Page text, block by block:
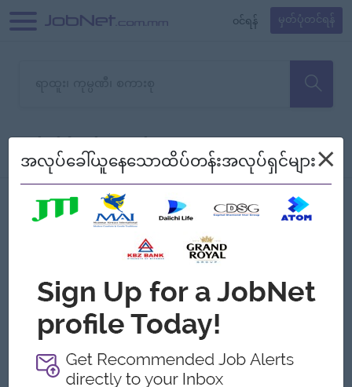
၀င်ရန် မှတ်ပုံတင်ရန်
သော အလုပ်မရှိသေးပါ။
စစ်ရန် စဉ်၍ကြည့်မည်
Myanmar
အလုပ်ခေါ်ယူနေသောထိပ်တန်းအလုပ်ရှင်များ×